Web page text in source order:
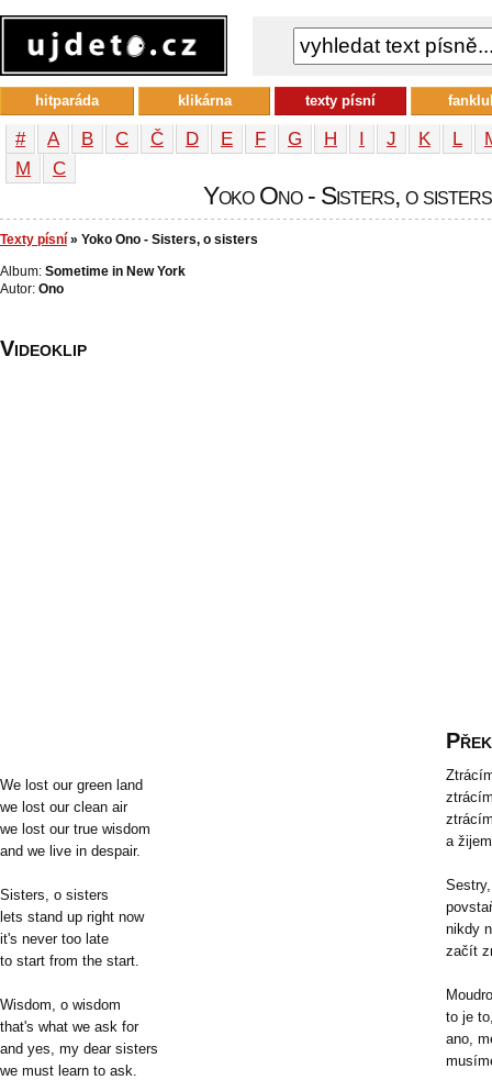
# A B C Č D E F G H I J K L
М
С
Yoko Ono - Sisters, o
Texty písní » Yoko Ono - Sisters, o sisters
Album: Sometime in New York
Autor: Ono
Videoklip
We lost our green land
we lost our clean air
we lost our true wisdom
and we live in despair.
Sisters, o sisters
lets stand up right now
it's never too late
to start from the start.
Wisdom, o wisdom
that's what we ask for
and yes, my dear sisters
we must learn to ask.
a
nikdy
začít
to je
ano,
hitparáda klikárna texty písní